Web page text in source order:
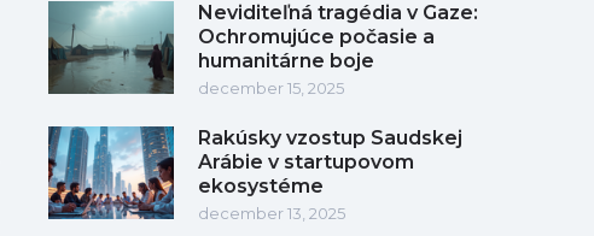
Neviditeľná tragédia v Gaze:
Ochromujúce počasie a
humanitárne boje
december 15, 2025
Rakúsky vzostup Saudskej
Arábie v startupovom
ekosystéme
december 13, 2025